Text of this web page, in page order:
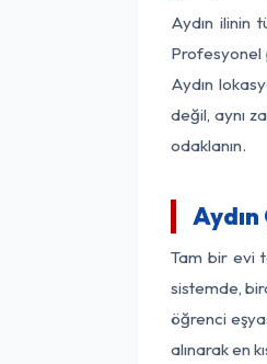
Aydın ilinin
Profesyonel
Aydın
değil, aynı
odaklanın.
Tam bir evi
sistemde,
öğrenci
alınarak en